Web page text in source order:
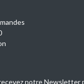
notre Newsletter